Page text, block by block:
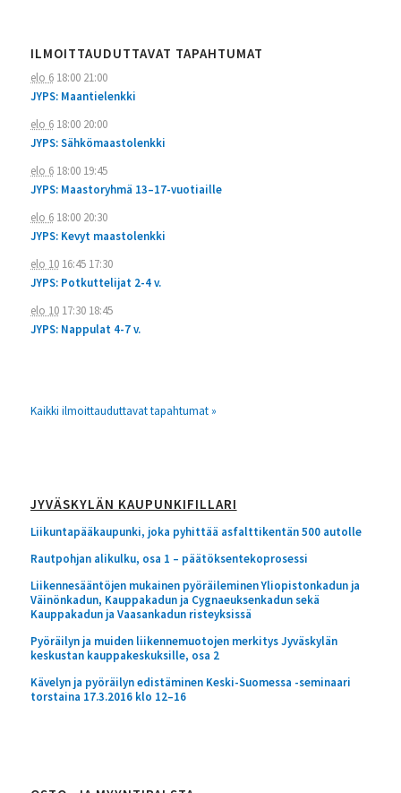
ILMOITTAUDUTTAVAT TAPAHTUMAT
elo 618:00 21:00
JYPS: Maantielenkki
elo 618:00 20:00
JYPS: Sähkömaastolenkki
elo 618:00 19:45
JYPS: Maastoryhmä 13–17-vuotiaille
elo 618:00 20:30
JYPS: Kevyt maastolenkki
elo 1016:45 17:30
JYPS: Potkuttelijat 2-4 v.
elo 1017:30 18:45
JYPS: Nappulat 4-7 v.
Kaikki ilmoittauduttavat tapahtumat »
JYVÄSKYLÄN KAUPUNKIFILLARI
Liikuntapääkaupunki, joka pyhittää asfalttikentän 500 autolle
Rautpohjan alikulku, osa 1 – päätöksentekoprosessi
Liikennesääntöjen mukainen pyöräileminen Yliopistonkadun ja
Väinönkadun, Kauppakadun ja Cygnaeuksenkadun sekä
Kauppakadun ja Vaasankadun risteyksissä
Pyöräilyn ja muiden liikennemuotojen merkitys Jyväskylän
keskustan kauppakeskuksille, osa 2
Kävelyn ja pyöräilyn edistäminen Keski-Suomessa -seminaari
torstaina 17.3.2016 klo 12–16